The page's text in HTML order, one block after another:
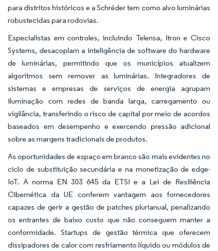
para distritos históricos e a Schréder tem como alvo luminárias
robustecidas para rodovias.
Especialistas em controles, incluindo Telensa, Itron e Cisco
Systems, desacoplam a inteligência de software do hardware
de luminárias, permitindo que os municípios atualizem
algoritmos sem remover as luminárias. Integradores de
sistemas e empresas de serviços de energia agrupam
iluminação com redes de banda larga, carregamento ou
vigilância, transferindo o risco de capital por meio de acordos
baseados em desempenho e exercendo pressão adicional
sobre as margens tradicionais de produtos.
As oportunidades de espaço em branco são mais evidentes no
ciclo de substituição secundária e na monetização de edge-
IoT. A norma EN 303 645 da ETSI e a Lei de Resiliência
Cibernética da UE conferem vantagem aos fornecedores
capazes de gerir a gestão de patches plurianual, penalizando
os entrantes de baixo custo que não conseguem manter a
conformidade. Startups de gestão térmica que oferecem
dissipadores de calor com resfriamento líquido ou módulos de